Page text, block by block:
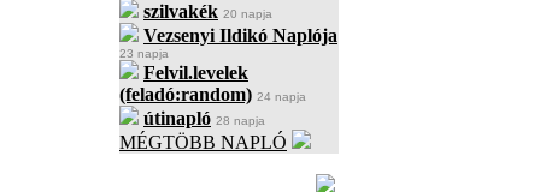
szilvakék 20 napja
Vezsenyi Ildikó Naplója
23 napja
Felvil.levelek
(feladó:random) 24 napja
útinapló 28 napja
MÉGTÖBB NAPLÓ